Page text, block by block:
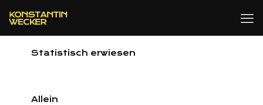
Statistisch erwiesen
Allein